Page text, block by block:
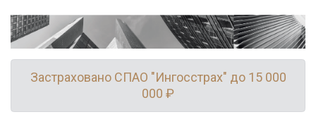
Застраховано СПАО "Ингосстрах" до 15 000
000 ₽